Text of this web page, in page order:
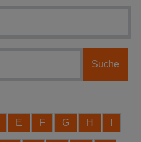
E F G H